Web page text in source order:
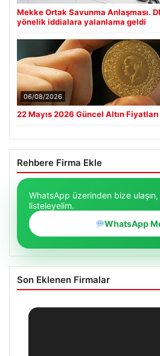
Mekke Ortak Savunma Anlaşması.
yönelik iddialara yalanlama geldi
06/08/2026
22 Mayıs 2026 Güncel Altın
Rehbere Firma Ekle
WhatsApp üzerinden bize ulaşın,
listeleyelim.
WhatsApp
Son Eklenen Firmalar